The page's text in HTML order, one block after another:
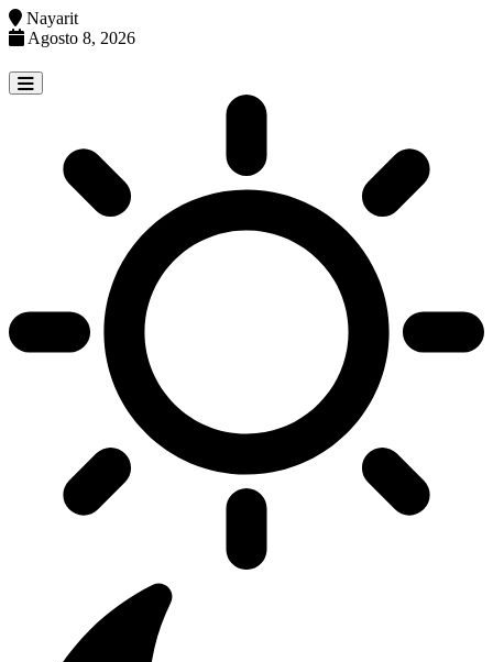
Nayarit
Agosto 8, 2026
to
content